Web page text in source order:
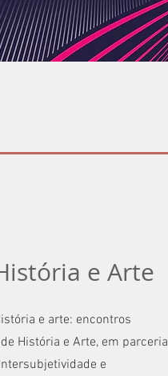
e Arte
e arte: encontros
História e Arte, em parceria
e